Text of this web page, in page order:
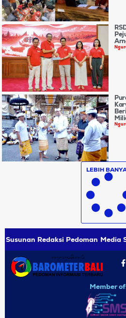
LEBIH
Susunan Redaksi Pedoman Media
Member